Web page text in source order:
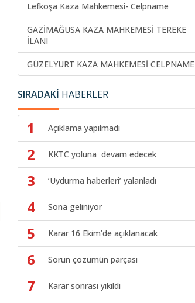
Lefkoşa Kaza Mahkemesi- Celpname
GAZİMAĞUSA KAZA MAHKEMESİ TEREKE
İLANI
GÜZELYURT KAZA MAHKEMESİ CELPNAME
SIRADAKİ HABERLER
1 Açıklama yapılmadı
2 KKTC yoluna devam edecek
3 ‘Uydurma haberleri’ yalanladı
4 Sona geliniyor
5 Karar 16 Ekim’de açıklanacak
6 Sorun çözümün parçası
7 Karar sonrası yıkıldı